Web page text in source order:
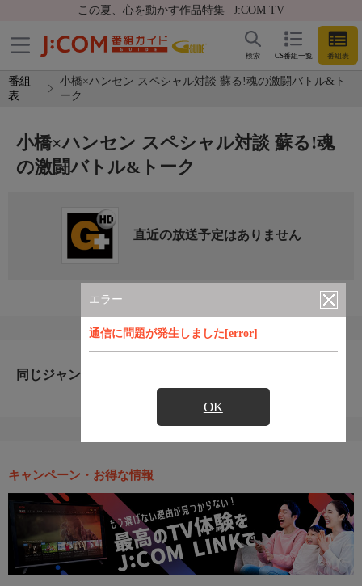
この夏、心を動かす作品特集 | J:COM TV
CS番組一覧 番組表
検索
番組
表
小橋×ハンセン スペシャル対談 蘇る!魂の激闘バトル&ト
ーク
エラー
通信に問題が発生しました[error]
OK
小橋×ハンセン スペシャル対談 蘇る!魂
の激闘バトル&トーク
直近の放送予定はありません
同じジャンルのおすすめ番組
キャンペーン・お得な情報